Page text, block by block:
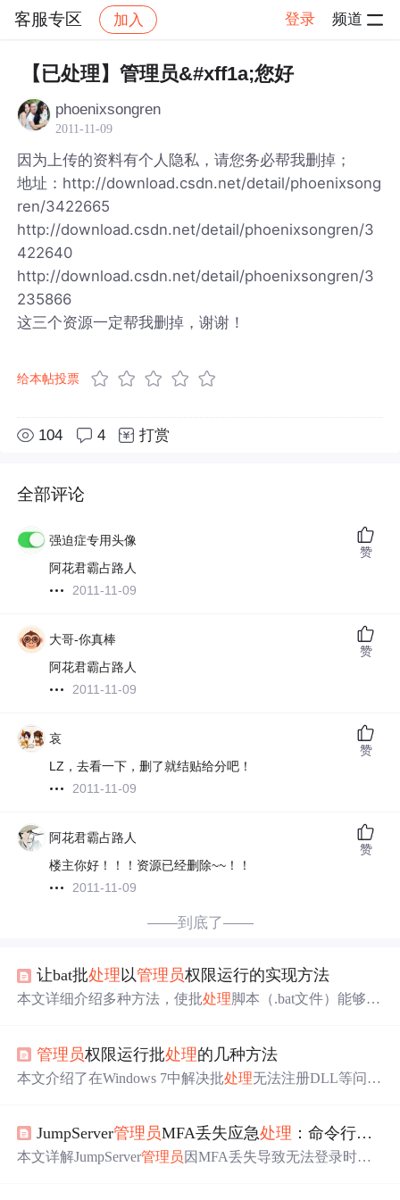
客服专区 加入 登录 频道
社区 客服专区 帖子详情
【已处理】管理员&#xff1a;您好
phoenixsongren
2011-11-09
因为上传的资料有个人隐私，请您务必帮我删掉；
地址：http://download.csdn.net/detail/phoenixsong
ren/3422665
http://download.csdn.net/detail/phoenixsongren/3
422640
http://download.csdn.net/detail/phoenixsongren/3
235866
这三个资源一定帮我删掉，谢谢！
给本帖投票
104 4 打赏
全部评论
强迫症专用头像
阿花君霸占路人
2011-11-09
赞
大哥-你真棒
阿花君霸占路人
2011-11-09
赞
哀
LZ，去看一下，删了就结贴给分吧！
2011-11-09
赞
阿花君霸占路人
楼主你好！！！资源已经删除~~！！
2011-11-09
赞
——到底了——
让bat批处理以管理员权限运行的实现方法
本文详细介绍多种方法，使批处理脚本（.bat文件）能够以
处理操作顺利进行。
管理员权限运行批处理的几种方法
本文介绍了在Windows 7中解决批处理无法注册DLL等问题
使用第三方提权工具如elevate；4) 将批处理转换为带管理
员权限的exe文件。方法1和4适合部署，方法2适合个人使
JumpServer管理员MFA丢失应急处理 ：命令行重置全攻略
本文详解JumpServer管理员因MFA丢失导致无法登录时的